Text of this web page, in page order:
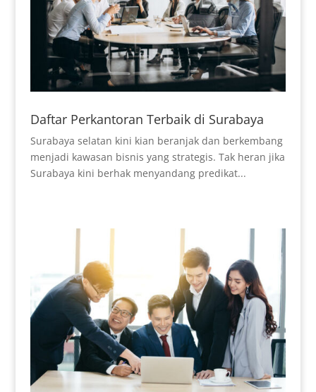
Daftar Perkantoran Terbaik di Surabaya
Surabaya selatan kini kian beranjak dan berkembang
menjadi kawasan bisnis yang strategis. Tak heran jika
Surabaya kini berhak menyandang predikat...